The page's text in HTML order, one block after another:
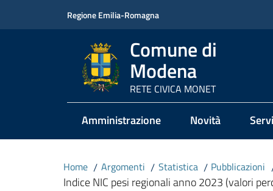
Regione Emilia-Romagna
Comune di
Modena
RETE CIVICA MONET
Amministrazione Novità
Home / Argomenti / Statistica / Pubblicazioni
Indice NIC pesi regionali anno 2023 (valori